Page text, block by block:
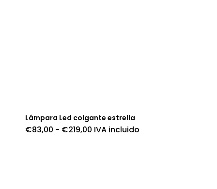
Lámpara Led colgante estrella
€83,00 - €219,00Rango
IVA incluido